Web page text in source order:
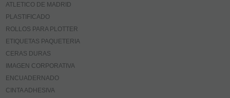
ATLETICO DE MADRID
PLASTIFICADO
ROLLOS PARA PLOTTER
ETIQUETAS PAQUETERIA
CERAS DURAS
IMAGEN CORPORATIVA
ENCUADERNADO
CINTA ADHESIVA